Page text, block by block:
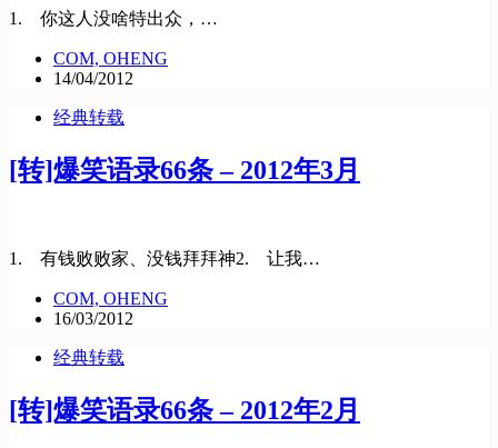
1. 你这人没啥特出众，…
COM, OHENG
14/04/2012
经典转载
[转]爆笑语录66条 – 2012年3月
1. 有钱败败家、没钱拜拜神2. 让我…
COM, OHENG
16/03/2012
经典转载
[转]爆笑语录66条 – 2012年2月